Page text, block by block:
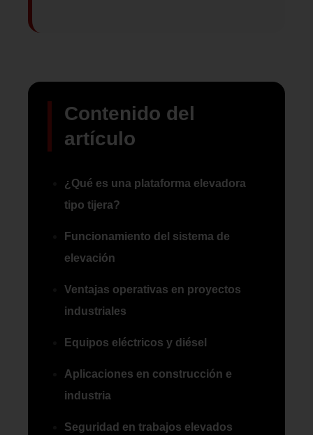
Contenido del
artículo
¿Qué es una plataforma elevadora
tipo tijera?
Funcionamiento del sistema de
elevación
Ventajas operativas en proyectos
industriales
Equipos eléctricos y diésel
Aplicaciones en construcción e
industria
Seguridad en trabajos elevados